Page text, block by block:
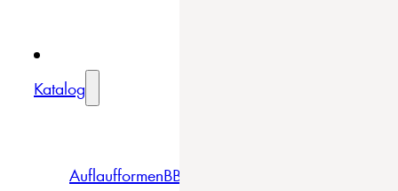
Katalog
AuflaufformenBBQ